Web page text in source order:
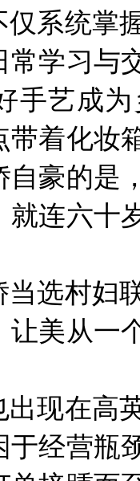
仅系统掌
常学习与
手艺成
带着化妆
自豪的是
就连六十
当选村妇
让美从一
出现在高
于经营瓶